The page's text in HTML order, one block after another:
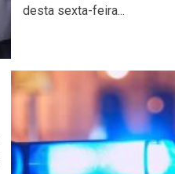
desta sexta-feira...